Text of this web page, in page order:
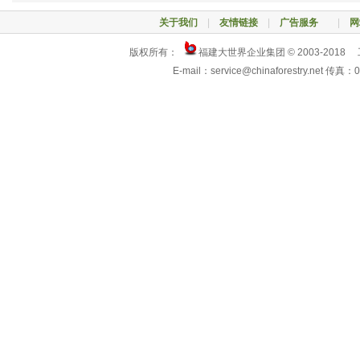
关于我们 友情链接| 广告服务
版权所有：
福建大世界企业集团 © 2003-2018
E-mail：service@chinaforestry.net 传真